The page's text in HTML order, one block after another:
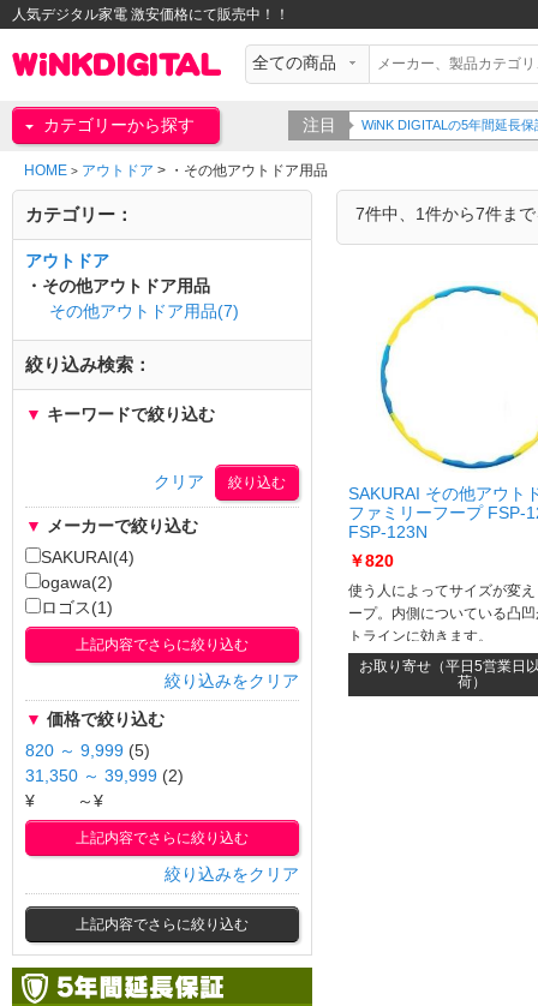
人気デジタル家電 激安価格にて販売中！！
カテゴリーから探す 注目 WiNK DIGITALの5年間延長
HOME > アウトドア > ・その他アウトドア用品
7件中、1件から7件ま
SAKURAI その他アウト
ファミリーフープ FSP-
FSP-123N
￥820
使う人によってサイズが変
ープ。内側についている凸
トラインに効きます。
お取り寄せ（平日5営業日
荷）
カテゴリー：
アウトドア
・その他アウトドア用品
その他アウトドア用品(7)
絞り込み検索：
▼ キーワードで絞り込む
クリア
▼ メーカーで絞り込む
SAKURAI(4)
ogawa(2)
ロゴス(1)
上記内容でさらに絞り込む
絞り込みをクリア
▼ 価格で絞り込む
820 ～ 9,999 (5)
31,350 ～ 39,999 (2)
¥
～¥
上記内容でさらに絞り込む
絞り込みをクリア
上記内容でさらに絞り込む